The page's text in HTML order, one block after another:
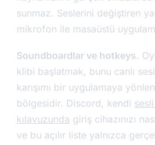
sunmaz. Seslerini değiştiren
mikrofon ile masaüstü
Soundboardlar ve hotkeys.
klibi başlatmak, bunu canlı
karışımı bir uygulamaya
bölgesidir. Discord, kendi
kılavuzunda giriş cihazınızı
ve bu açılır liste yalnızca